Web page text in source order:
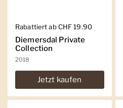
Regulärer Preis
Rabattiert ab CHF 19.90
Diemersdal Private
Collection
2018
Jetzt kaufen